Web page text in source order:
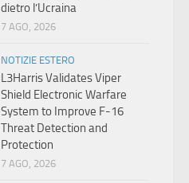
dietro l’Ucraina
7 AGO, 2026
NOTIZIE ESTERO
L3Harris Validates Viper
Shield Electronic Warfare
System to Improve F-16
Threat Detection and
Protection
7 AGO, 2026